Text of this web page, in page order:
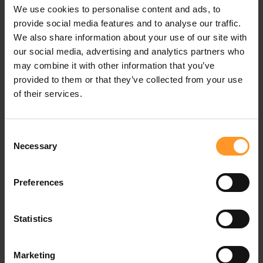
We use cookies to personalise content and ads, to
provide social media features and to analyse our traffic.
We also share information about your use of our site with
our social media, advertising and analytics partners who
may combine it with other information that you’ve
provided to them or that they’ve collected from your use
of their services.
Selection
Necessary
Preferences
Statistics
Marketing
assuré un transfert de compétences vers les équipes
locales.
Résultat
Désormais, le Burkina Faso dispose d’un réseau très haut
débit de très bonne qualité et permettant d’offrir une
et entreprises burkinabés.
Comment Sofrecom vous accompagne ?
Propulsez vos infrastructures vers l'ère du très